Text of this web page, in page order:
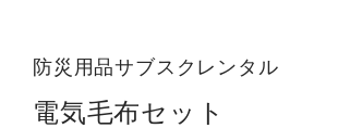
防災用品サブスクレンタル
電気毛布セット